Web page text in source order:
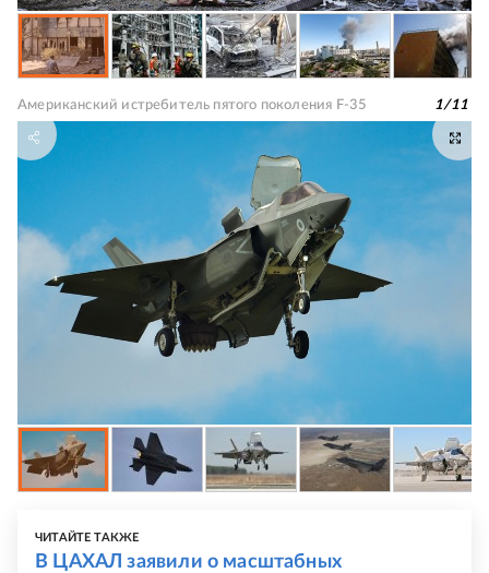
Американский истребитель пятого поколения F-35 1/11
ЧИТАЙТЕ ТАКЖЕ
В ЦАХАЛ заявили о масштабных